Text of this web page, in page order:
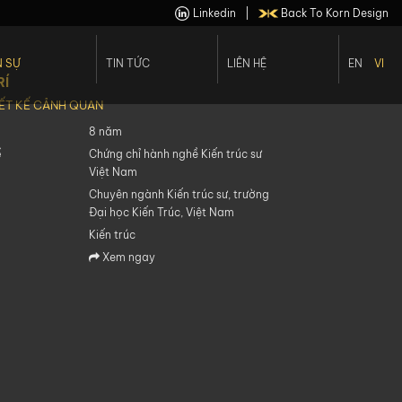
Linkedin Back To Korn Design
SỰ
Lãnh Đạo
TIN TỨC
LIÊN HỆ
EN VI
KẾ CẢNH QUAN
8 năm
Chứng chỉ hành nghề Kiến trúc sư
Việt Nam
Chuyên ngành Kiến trúc sư, trường
Đại học Kiến Trúc, Việt Nam
Kiến trúc
Xem ngay